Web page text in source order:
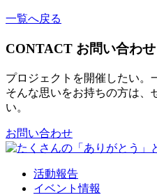
一覧へ戻る
CONTACT お問い合わせ
プロジェクトを開催したい。
そんな思いをお持ちの方は、
い。
お問い合わせ
活動報告
イベント情報